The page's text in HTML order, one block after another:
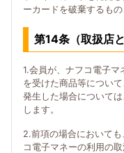
ーカードを破棄するもの
第14条（取扱店
1.会員が、ナフコ電子
を受けた商品等につい
発生した場合について
します。
2.前項の場合において
コ電子マネーの利用の